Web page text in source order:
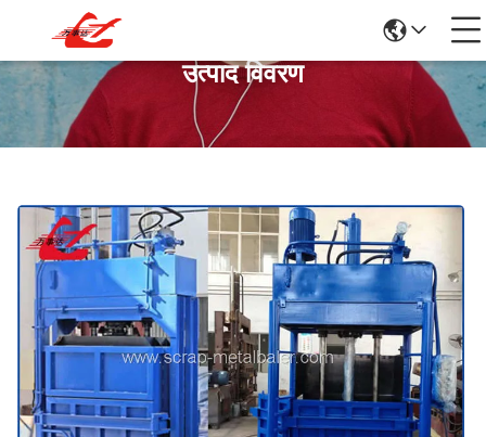
उत्पाद विवरण